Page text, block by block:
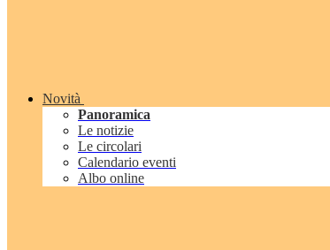
Novità
Panoramica
Le notizie
Le circolari
Calendario eventi
Albo online